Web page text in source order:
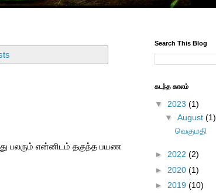
பலரும் என்னிடம் தகுந்த பயண
Search This Blog
கடந்த காலம்
▼ 2023 (1)
▼ August (1)
வெகுமதி
► 2022 (2)
► 2020 (1)
► 2019 (10)